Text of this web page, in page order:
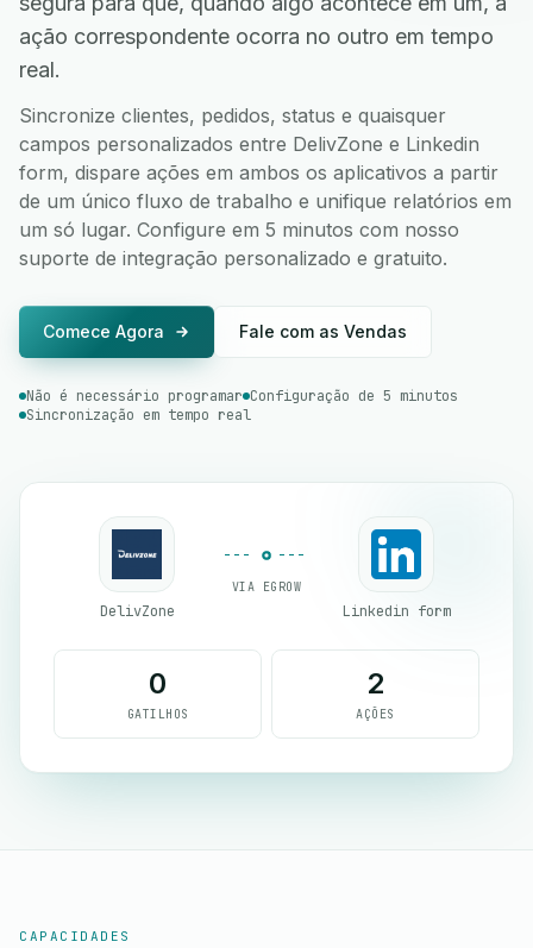
ação correspondente ocorra no outro em tempo
real.
Sincronize clientes, pedidos, status e quaisquer
campos personalizados entre DelivZone e Linkedin
form, dispare ações em ambos os aplicativos a partir
de um único fluxo de trabalho e unifique relatórios em
um só lugar. Configure em 5 minutos com nosso
suporte de integração personalizado e gratuito.
Comece Agora Fale com as Vendas
Não é necessário programar Configuração de 5 minutos
Sincronização em tempo real
DelivZone
VIA EGROW
Linkedin form
0
GATILHOS
2
AÇÕES
CAPACIDADES